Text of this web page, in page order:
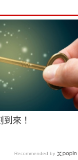
來！
Recommended by